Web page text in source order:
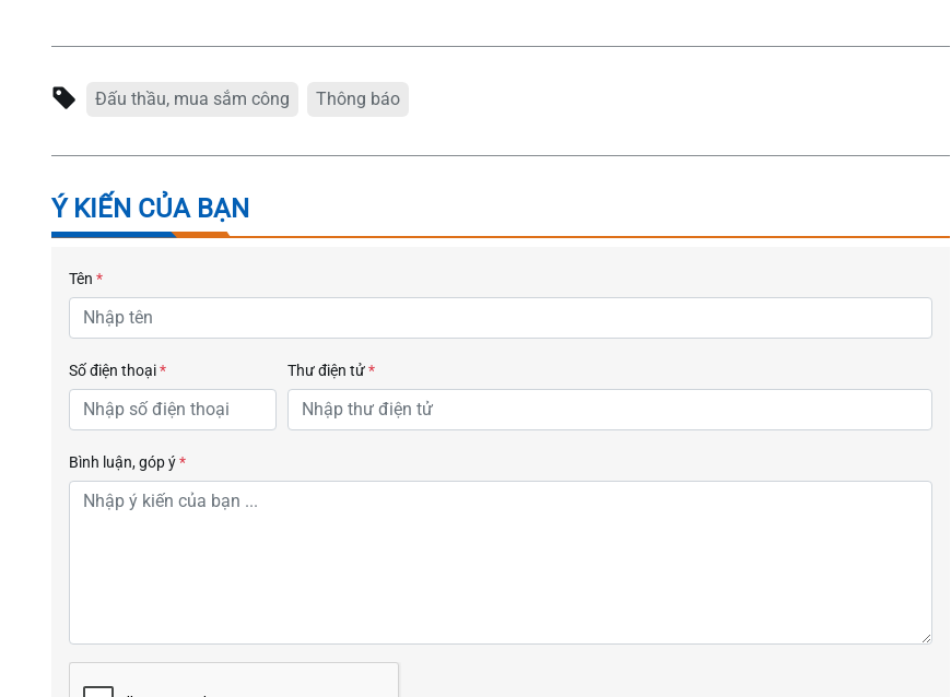
Đấu thầu, mua sắm công Thông báo
Ý KIẾN CỦA BẠN
Tên *
Số điện thoại* Thư điện tử*
Bình luận, góp ý*